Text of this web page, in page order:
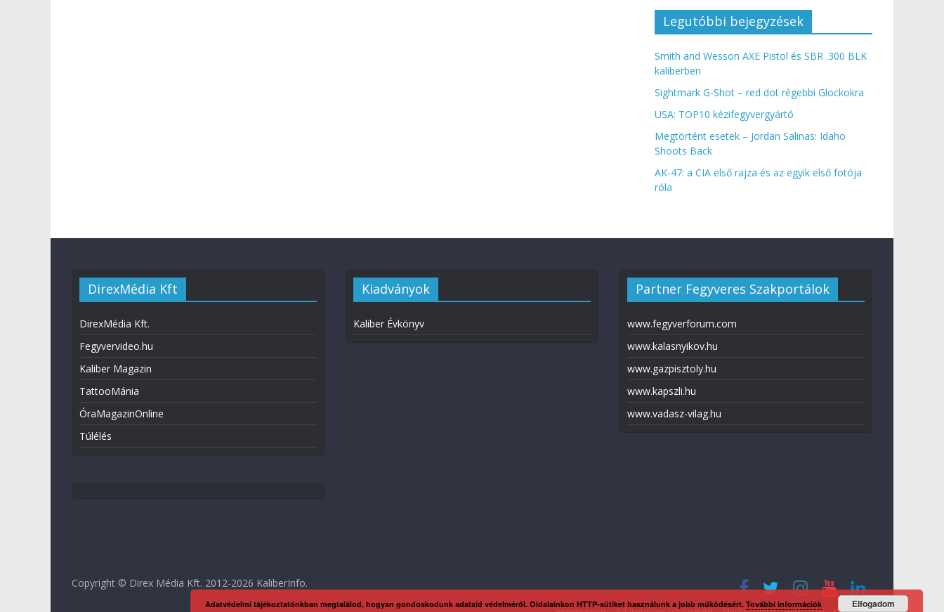
Legutóbbi bejegyzések
Smith and Wesson AXE Pistol és SBR .300 BLK
kaliberben
Sightmark G-Shot – red dot régebbi Glockokra
USA: TOP10 kézifegyvergyártó
Megtörtént esetek – Jordan Salinas: Idaho
Shoots Back
AK-47: a CIA első rajza és az egyik első fotója
róla
DirexMédia Kft
DirexMédia Kft.
Fegyvervideo.hu
Kaliber Magazin
TattooMánia
ÓraMagazinOnline
Túlélés
Kiadványok
Kaliber Évkönyv
Partner Fegyveres Szakportálok
www.fegyverforum.com
www.kalasnyikov.hu
www.gazpisztoly.hu
www.kapszli.hu
www.vadasz-vilag.hu
Copyright © Direx Média Kft. 2012-2026 KaliberInfo.
Adatvédelmi tájékoztatónkban megtalálod, hogyan gondoskodunk adataid védelméről. Oldalainkon HTTP-sütiket használunk a jobb működésért. További információk Elfogadom